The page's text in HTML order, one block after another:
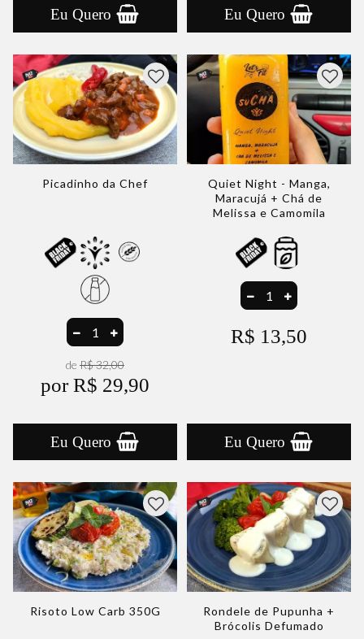
Eu Quero Eu Quero
Picadinho da Chef
de R$ 32,00
por R$ 29,90
Eu Quero
Quiet Night - Manga,
Maracujá + Chá de
Melissa e Camomila
R$ 13,50
Eu Quero
Risoto Low Carb 350G
Rondele de Pupunha +
Brócolis Defumado